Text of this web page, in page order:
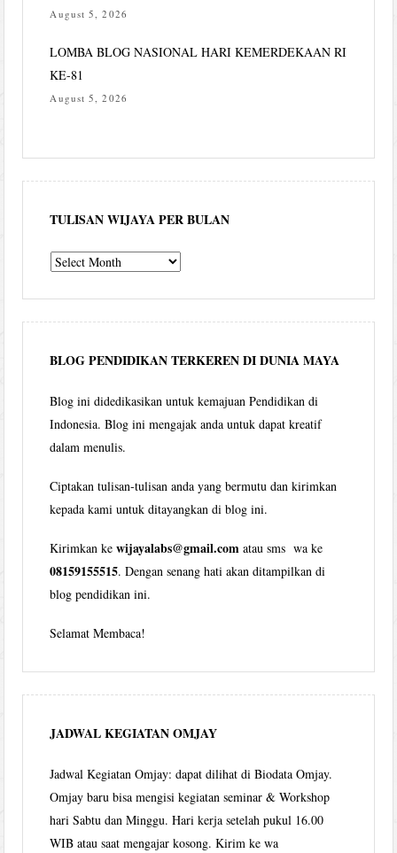
August 5, 2026
LOMBA BLOG NASIONAL HARI KEMERDEKAAN RI
KE-81
August 5, 2026
TULISAN WIJAYA PER BULAN
Tulisan
per
bulan
BLOG PENDIDIKAN TERKEREN DI DUNIA MAYA
Blog ini didedikasikan untuk kemajuan Pendidikan di
Indonesia. Blog ini mengajak anda untuk dapat kreatif
dalam menulis.
Ciptakan tulisan-tulisan anda yang bermutu dan kirimkan
kepada kami untuk ditayangkan di blog ini.
Kirimkan kewijayalabs@gmail.com atau sms wa ke
08159155515. Dengan senang hati akan ditampilkan di
blog pendidikan ini.
Selamat Membaca!
JADWAL KEGIATAN OMJAY
Jadwal Kegiatan Omjay: dapat dilihat di Biodata Omjay.
Omjay baru bisa mengisi kegiatan seminar & Workshop
hari Sabtu dan Minggu. Hari kerja setelah pukul 16.00
WIB atau saat mengajar kosong. Kirim ke wa